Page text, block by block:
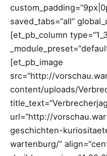
saved_tabs=“all“
[et_pb_column
[et_pb_image
src=“http://
content/uploads/
url=“http://
geschichten-
wartenburg/“